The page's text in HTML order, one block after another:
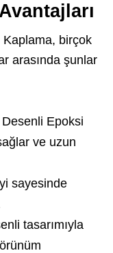
birçok
arasında şunlar
Desenli Epoksi
ve uzun
sayesinde
tasarımıyla